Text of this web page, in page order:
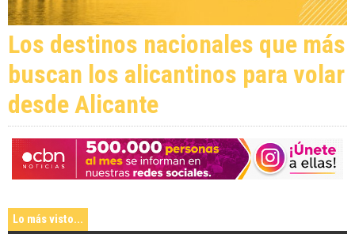
Los destinos nacionales que más
buscan los alicantinos para volar
desde Alicante
Lo más visto...